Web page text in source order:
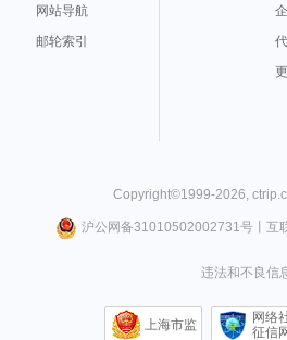
网站导航
邮轮索引
Copyright©1999-2026,
沪公网备31010502002731号丨 互
违法和不良信
上海市监
网络
征信